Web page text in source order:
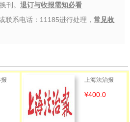
刊。退订与收报需知必看
联系电话：11185进行处理，常见收
报 上海法治报
¥400.0